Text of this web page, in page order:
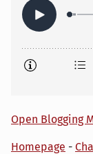
Open Blogging
Homepage -